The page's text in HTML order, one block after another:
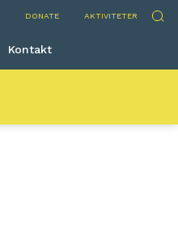
DONATE AKTIVITETER Sök
Kontakt